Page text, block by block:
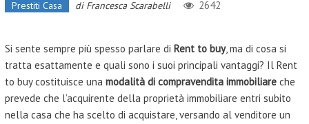
Prestiti Casa di Francesca Scarabelli 2642
Si sente sempre più spesso parlare di Rent to buy, ma di cosa si
tratta esattamente e quali sono i suoi principali vantaggi? Il Rent
to buy costituisce una modalità di compravendita immobiliareche
prevede che l’acquirente della proprietà immobiliare entri subito
nella casa che ha scelto di acquistare, versando al venditore un